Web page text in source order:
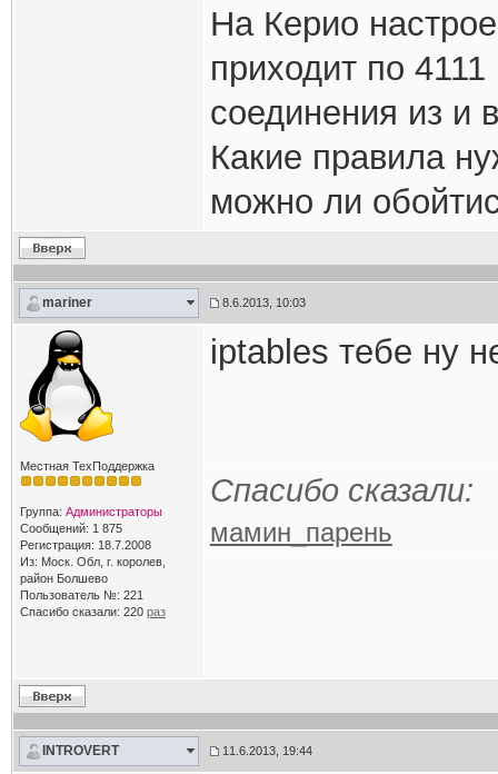
На Керио
приходит по
соединения из и
Какие правила
можно ли
mariner 8.6.2013, 10:03
Местная ТехПоддержка
Группа: Администраторы
Сообщений: 1 875
Регистрация: 18.7.2008
Из: Моск. Обл, г. королев,
район Болшево
Пользователь №: 221
Спасибо сказали: 220 раз
iptables тебе ну
Спасибо сказали:
мамин_парень
INTROVERT 11.6.2013, 19:44